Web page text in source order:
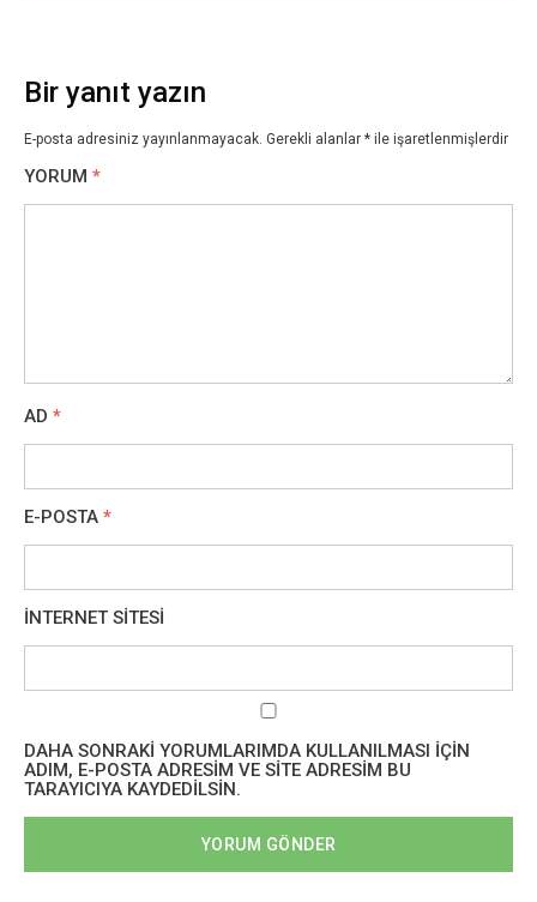
Bir yanıt yazın
E-posta adresiniz yayınlanmayacak. Gerekli alanlar * ile işaretlenmişlerdir
YORUM *
AD *
E-POSTA *
İNTERNET SITESI
DAHA SONRAKI YORUMLARIMDA KULLANILMASI IÇIN
ADIM, E-POSTA ADRESIM VE SITE ADRESIM BU
TARAYICIYA KAYDEDILSIN.